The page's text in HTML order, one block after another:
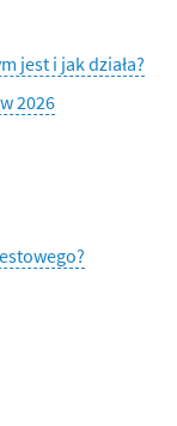
jest i jak działa?
2026